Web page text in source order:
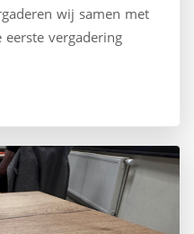
wij samen met
vergadering